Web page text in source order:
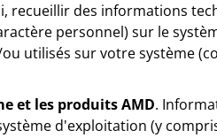
recueillir des informations
personnel) sur le
utilisés sur votre système
et les produits AMD.
d'exploitation (y